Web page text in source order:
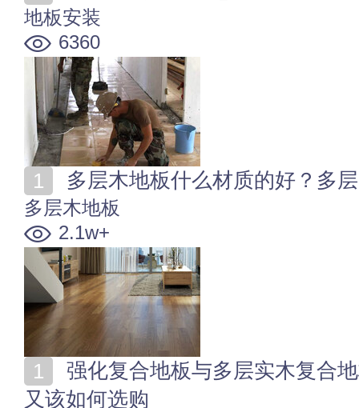
地板安装
6360
多层木地板什么材质的好？多
多层木地板
2.1w+
又该如何选购